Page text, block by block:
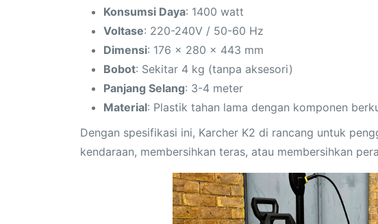
Konsumsi Daya: 1400 watt
Voltase: 220-240V / 50-60 Hz
Dimensi: 176 x 280 x 443 mm
Bobot: Sekitar 4 kg (tanpa aksesori)
Panjang Selang: 3-4 meter
Material: Plastik tahan lama dengan komponen
Dengan spesifikasi ini, Karcher K2 di rancang untuk
kendaraan, membersihkan teras, atau membersihkan